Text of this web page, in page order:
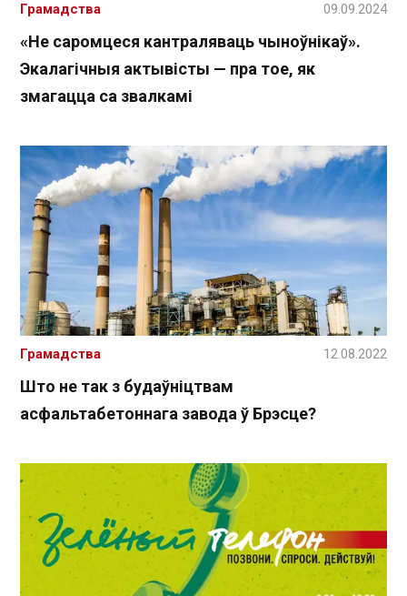
«Не саромцеся кантраляваць чыноўнікаў».
Экалагічныя актывісты — пра тое, як
змагацца са звалкамі
Грамадства 09.09.2024
Што не так з будаўніцтвам
асфальтабетоннага завода ў Брэсце?
Грамадства 12.08.2022